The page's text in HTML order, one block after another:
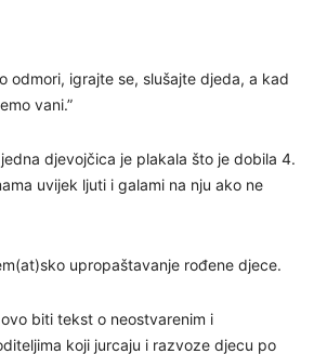
odmori, igrajte se, slušajte djeda, a kad
vani.”
djevojčica je plakala što je dobila 4.
uvijek ljuti i galami na nju ako ne
upropaštavanje rođene djece.
biti tekst o neostvarenim i
koji jurcaju i razvoze djecu po